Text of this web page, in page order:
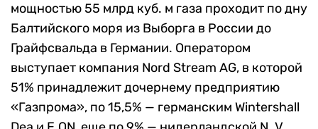
мощностью 55 млрд куб. м газа проходит по дну
Балтийского моря из Выборга в России до
Грайфсвальда в Германии. Оператором
выступает компания Nord Stream AG, в которой
51% принадлежит дочернему предприятию
«Газпрома», по 15,5% — германским Wintershall